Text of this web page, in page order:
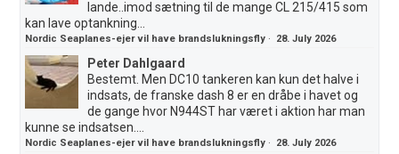
lande..imod sætning til de mange CL 215/415 som
kan lave optankning...
Nordic Seaplanes-ejer vil have brandslukningsfly · 28. July 2026
Peter Dahlgaard
Bestemt. Men DC10 tankeren kan kun det halve i
indsats, de franske dash 8 er en dråbe i havet og
de gange hvor N944ST har været i aktion har man
kunne se indsatsen....
Nordic Seaplanes-ejer vil have brandslukningsfly · 28. July 2026